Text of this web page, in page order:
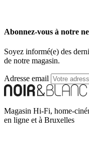
Abonnez-vous à notre
Soyez informé(e) des
de notre magasin.
Adresse email
Magasin Hi-Fi, home-
en ligne et à Bruxelles